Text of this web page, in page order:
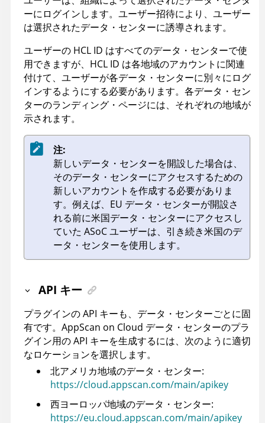
ーにログインします。ユーザー招待により、ユーザー
は選択されたデータ・センターに誘導されます。
ユーザーの HCL ID はすべてのデータ・センターで使
用できますが、HCL ID は各地域のアカウントに関連
付けて、ユーザーが各データ・センターに別々にログ
インするようにする必要があります。各データ・セン
ターのランディング・ページには、それぞれの地域が
示されます。
注:
新しいデータ・センターを開設した場合は、
そのデータ・センターにアクセスするための
新しいアカウントを作成する必要がありま
す。例えば、EU データ・センターが開設さ
れる前に米国データ・センターにアクセスし
ていた ASoCユーザーは、引き続き米国のデ
ータ・センターを使用します。
API キー
プラグインの API キーも、データ・センターごとに固
有です。 AppScan on Cloud データ・センターのプラ
グイン用の API キーを生成するには、次のように適切
なロケーションを選択します。
北アメリカ地域のデータ・センター:
https://cloud.appscan.com/main/apikey
西ヨーロッパ地域のデータ・センター:
https://eu.cloud.appscan.com/main/apikey